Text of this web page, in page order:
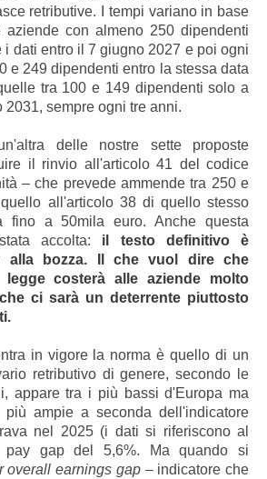
retributive. I tempi variano in base
con almeno 250 dipendenti
i dati entro il 7 giugno 2027 e poi ogni
e 249 dipendenti entro la stessa data
tra 100 e 149 dipendenti solo a
2031, sempre ogni tre anni.
delle nostre sette proposte
il rinvio all'articolo 41 del codice
– che prevede ammende tra 250 e
all'articolo 38 di quello stesso
fino a 50mila euro. Anche questa
accolta: il testo definitivo è
alla bozza. Il che vuol dire che
costerà alle aziende molto
ci sarà un deterrente piuttosto
in vigore la norma è quello di un
retributivo di genere, secondo le
appare tra i più bassi d'Europa ma
ampie a seconda dell'indicatore
nel 2025 (i dati si riferiscono al
pay gap del 5,6%. Ma quando si
overall earnings gap– indicatore che